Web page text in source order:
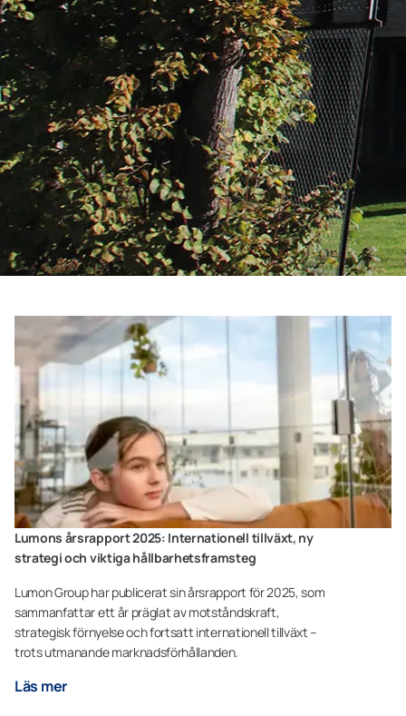
Lumons årsrapport 2025: Internationell tillväxt, ny
strategi och viktiga hållbarhetsframsteg
Lumon Group har publicerat sin årsrapport för 2025, som
sammanfattar ett år präglat av motståndskraft,
strategisk förnyelse och fortsatt internationell tillväxt –
trots utmanande marknadsförhållanden.
Läs mer